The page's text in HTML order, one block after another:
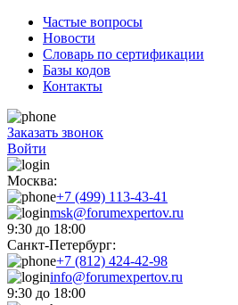
Частые вопросы
Новости
Словарь по сертификации
Базы кодов
Контакты
Заказать звонок
Войти
Москва:
+7 (499) 113-43-41
msk@forumexpertov.ru
9:30 до 18:00
Санкт-Петербург:
+7 (812) 424-42-98
info@forumexpertov.ru
9:30 до 18:00